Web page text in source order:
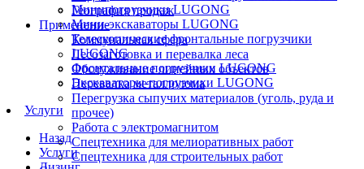
География продаж
Применение
Коммунальная сфера
Лесозаготовка и перевалка леса
Обслуживание линейных объектов
Перевалка металлолома
Перегрузка сыпучих материалов (уголь, руда и
прочее)
Работа с электромагнитом
Спецтехника для мелиоративных работ
Спецтехника для строительных работ
Минипогрузчики LUGONG
Мини-экскаваторы LUGONG
Телескопические фронтальные погрузчики
LUGONG
Фронтальные погрузчики LUGONG
Экскаваторы-погрузчики LUGONG
Услуги
Назад
Услуги